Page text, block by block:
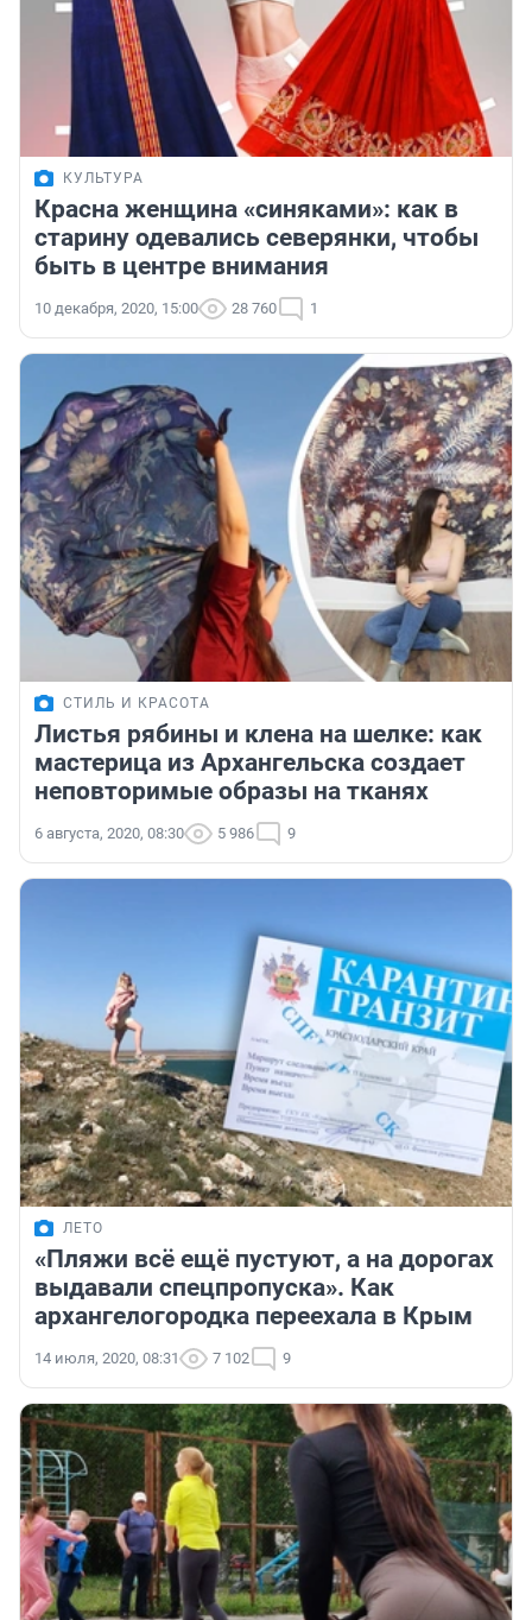
КУЛЬТУРА
Красна женщина «синяками»: как в
старину одевались северянки, чтобы
быть в центре внимания
10 декабря, 2020, 15:00 28 760 1
СТИЛЬ И КРАСОТА
Листья рябины и клена на шелке: как
мастерица из Архангельска создает
неповторимые образы на тканях
6 августа, 2020, 08:30 5 986 9
ЛЕТО
«Пляжи всё ещё пустуют, а на дорогах
выдавали спецпропуска». Как
архангелогородка переехала в Крым
14 июля, 2020, 08:31 7 102 9